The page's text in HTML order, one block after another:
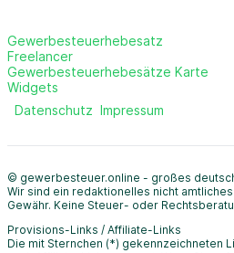
Gewerbesteuerhebesatz
Freelancer
Gewerbesteuerhebesätze Karte
Widgets
Datenschutz Impressum
© gewerbesteuer.online - großes
Wir sind ein redaktionelles nicht
Gewähr. Keine Steuer- oder
Provisions-Links / Affiliate-Links
Die mit Sternchen (*) gekennzeichneten